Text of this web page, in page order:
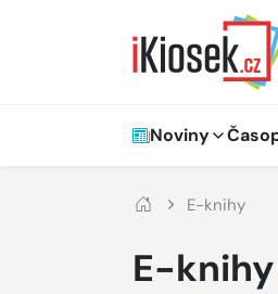
Hlavní navigace
Noviny
E-knihy
E-knihy